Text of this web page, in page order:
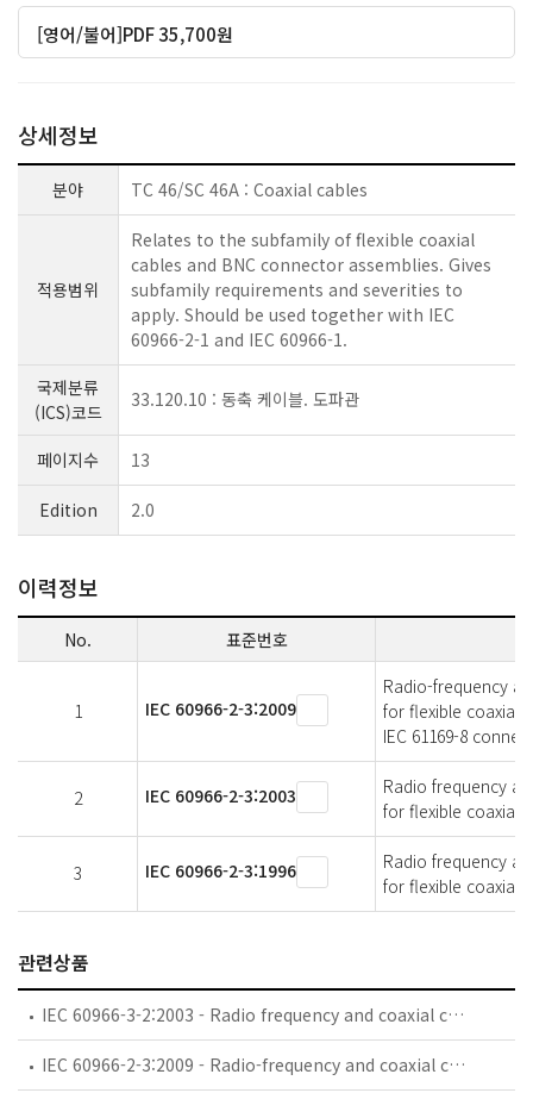
[영어/불어]PDF 35,700원
상세정보
분야 TC 46/SC 46A : Coaxial cables
적용범위
Relates to the subfamily of flexible coaxial
cables and BNC connector assemblies. Gives
subfamily requirements and severities to
apply. Should be used together with IEC
60966-2-1 and IEC 60966-1.
국제분류
(ICS)코드
33.120.10 : 동축 케이블. 도파관
페이지수 13
Edition 2.0
이력정보
No. 표준번호
1 IEC 60966-2-3:2009
Radio-frequency
for flexible coaxial
IEC 61169-8
2 IEC 60966-2-3:2003
Radio frequency
for flexible coaxial
3 IEC 60966-2-3:1996
Radio frequency
for flexible coaxial
관련상품
IEC 60966-3-2:2003 - Radio frequency and coaxial cable assemblies - Part 3-2: Detail specification for semi-flexible coaxial cable assemblies for GSM use (0,8 GHz - 1 GHz)
IEC 60966-2-3:2009 - Radio-frequency and coaxial cables assemblies - Part 2-3: Detail specification for flexible coaxial cable assemblies - Frequency range 0 MHz to 1 000 MHz, IEC 61169-8 connectors